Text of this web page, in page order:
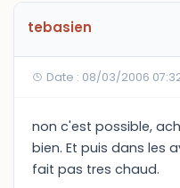
tebasien
Date : 08/03/2006
non c'est possible,
bien. Et puis dans les
fait pas tres chaud.